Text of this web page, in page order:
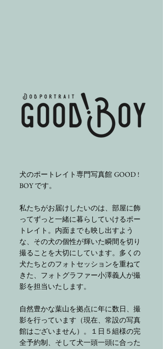
犬のポートレイト専門写真館 GOOD !
BOYです。
私たちがお届けしたいのは、部屋に飾
ってずっと一緒に暮らしていけるポー
トレイト。内面までも映し出すよう
な、その犬の個性が輝いた瞬間を切り
撮ることを大切にしています。多くの
犬たちとのフォトセッションを重ねて
きた、フォトグラファー小澤義人が撮
影を担当いたします。
自然豊かな葉山を拠点に年に数日、撮
影を行っています（現在、常設の写真
館はございません） 。 １ 日 ５組様の完
全予約制、そして犬一頭一頭に合った